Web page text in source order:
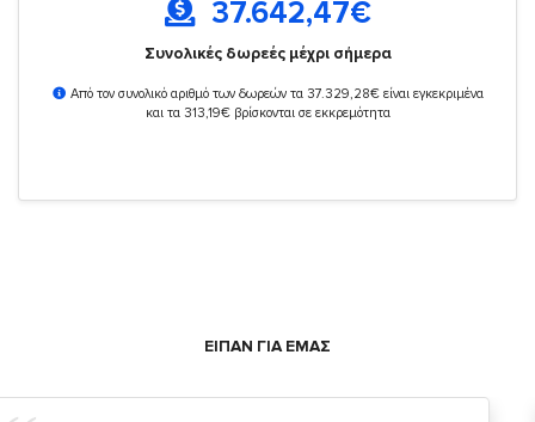
37.642,47€
Συνολικές δωρεές μέχρι σήμερα
Από τον συνολικό αριθμό των δωρεών τα 37.329,28€ είναι εγκεκριμένα
και τα 313,19€ βρίσκονται σε εκκρεμότητα
ΕΙΠΑΝ ΓΙΑ ΕΜΑΣ